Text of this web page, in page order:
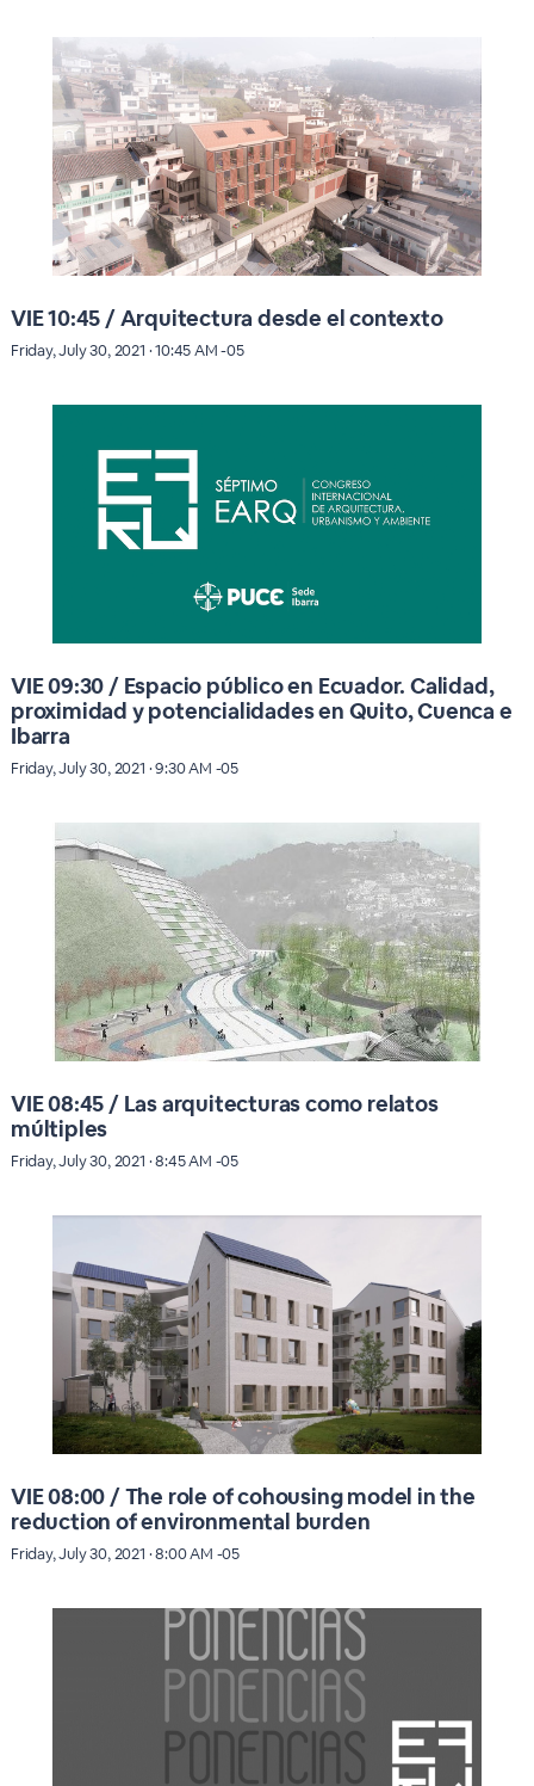
VIE 10:45 / Arquitectura desde el contexto
Friday, July 30, 2021 · 10:45 AM -05
VIE 09:30 / Espacio público en Ecuador. Calidad,
proximidad y potencialidades en Quito, Cuenca e
Ibarra
Friday, July 30, 2021 · 9:30 AM -05
VIE 08:45 / Las arquitecturas como relatos
múltiples
Friday, July 30, 2021 · 8:45 AM -05
VIE 08:00 / The role of cohousing model in the
reduction of environmental burden
Friday, July 30, 2021 · 8:00 AM -05